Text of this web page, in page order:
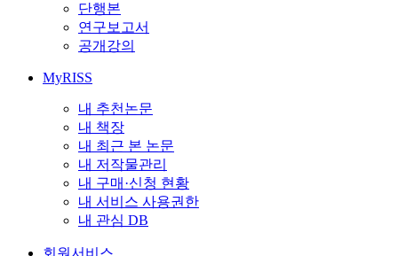
단행본
연구보고서
공개강의
MyRISS
내 추천논문
내 책장
내 최근 본 논문
내 저작물관리
내 구매·신청 현황
내 서비스 사용권한
내 관심 DB
회원서비스